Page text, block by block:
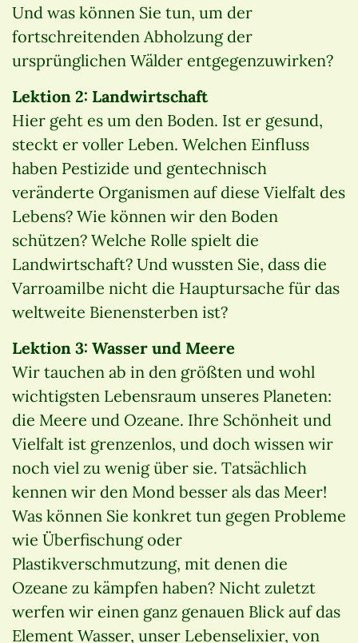
Und was können Sie tun, um der
fortschreitenden Abholzung der
ursprünglichen Wälder entgegenzuwirken?
Lektion 2: Landwirtschaft
Hier geht es um den Boden. Ist er gesund,
steckt er voller Leben. Welchen Einfluss
haben Pestizide und gentechnisch
veränderte Organismen auf diese Vielfalt des
Lebens? Wie können wir den Boden
schützen? Welche Rolle spielt die
Landwirtschaft? Und wussten Sie, dass die
Varroamilbe nicht die Hauptursache für das
weltweite Bienensterben ist?
Lektion 3: Wasser und Meere
Wir tauchen ab in den größten und wohl
wichtigsten Lebensraum unseres Planeten:
die Meere und Ozeane. Ihre Schönheit und
Vielfalt ist grenzenlos, und doch wissen wir
noch viel zu wenig über sie. Tatsächlich
kennen wir den Mond besser als das Meer!
Was können Sie konkret tun gegen Probleme
wie Überfischung oder
Plastikverschmutzung, mit denen die
Ozeane zu kämpfen haben? Nicht zuletzt
werfen wir einen ganz genauen Blick auf das
Element Wasser, unser Lebenselixier, von